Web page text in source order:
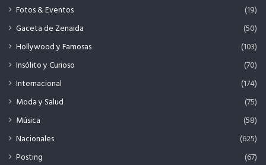
Fotos & Eventos
(19)
Gaceta de Zenaida
(50)
Hollywood y Famosas
(103)
Insólito y Curioso
(70)
Internacional
(174)
Moda y Salud
(75)
Música
(58)
Nacionales
(625)
Posting
(67)